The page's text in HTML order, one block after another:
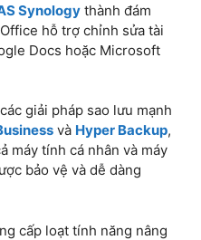
Synology thành đám
hỗ trợ chỉnh sửa tài
Docs hoặc Microsoft
giải pháp sao lưu mạnh
và Hyper Backup,
máy tính cá nhân và máy
bảo vệ và dễ dàng
cấp loạt tính năng nâng